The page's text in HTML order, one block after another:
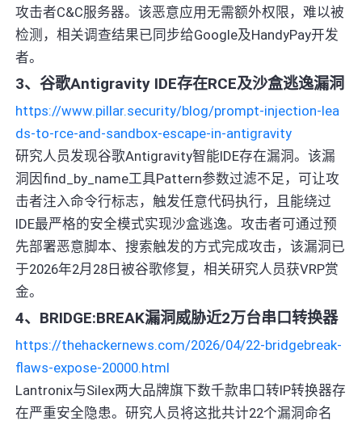
攻击者C&C服务器。该恶意应用无需额外权限，难以被
检测，相关调查结果已同步给Google及HandyPay开发
者。
3、谷歌Antigravity IDE存在RCE及沙盒逃逸漏洞
https://www.pillar.security/blog/prompt-injection-lea
ds-to-rce-and-sandbox-escape-in-antigravity
研究人员发现谷歌Antigravity智能IDE存在漏洞。该漏
洞因find_by_name工具Pattern参数过滤不足，可让攻
击者注入命令行标志，触发任意代码执行，且能绕过
IDE最严格的安全模式实现沙盒逃逸。攻击者可通过预
先部署恶意脚本、搜索触发的方式完成攻击，该漏洞已
于2026年2月28日被谷歌修复，相关研究人员获VRP赏
金。
4、BRIDGE:BREAK漏洞威胁近2万台串口转换器
https://thehackernews.com/2026/04/22-bridgebreak-
flaws-expose-20000.html
Lantronix与Silex两大品牌旗下数千款串口转IP转换器存
在严重安全隐患。研究人员将这批共计22个漏洞命名